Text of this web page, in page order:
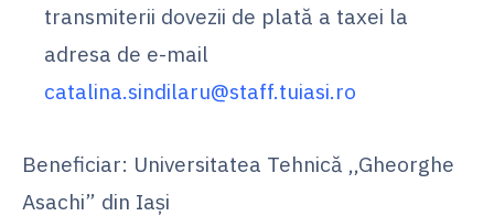
transmiterii dovezii de plată a taxei la
adresa de e-mail
catalina.sindilaru@staff.tuiasi.ro
Beneficiar: Universitatea Tehnică ,,Gheorghe
Asachi” din Iași